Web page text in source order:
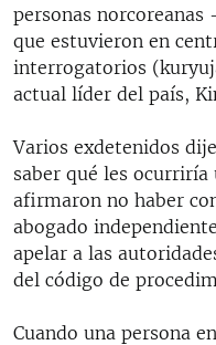
personas
que estuvieron en
interrogatorios
actual líder del país,
Varios exdetenidos
saber qué les ocurriría
afirmaron no haber
abogado
apelar a las
del código de
Cuando una persona